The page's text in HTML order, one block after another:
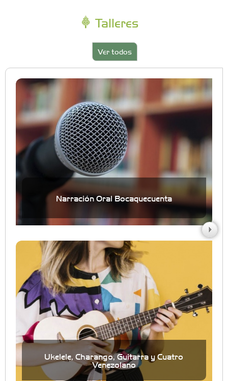
Talleres
Ver todos
Narración Oral Bocaquecuenta
Ukelele, Charango, Guitarra y Cuatro
Venezolano